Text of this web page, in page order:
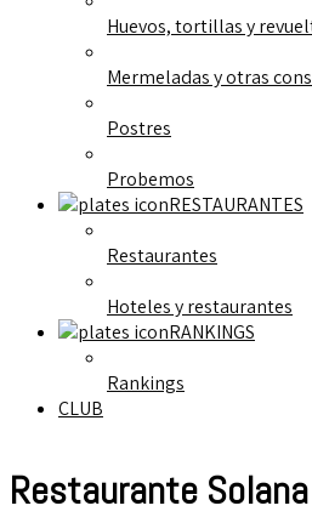
Huevos, tortillas y
Mermeladas y otras
Postres
Probemos
RESTAURANTES
Restaurantes
Hoteles y restaurantes
RANKINGS
Rankings
CLUB
Restaurante Solana